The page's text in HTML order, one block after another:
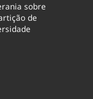
sobre
de